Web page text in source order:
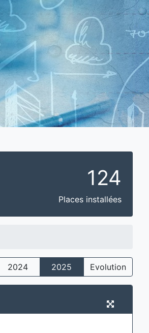
124
Places installées
2024 2025 Evolution